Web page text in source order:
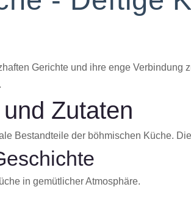
Gerichte und ihre enge
Zutaten
Bestandteile der böhmischen Küche.
in gemütlicher Atmosphäre.